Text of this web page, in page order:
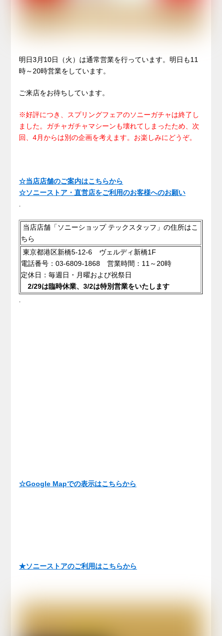
明日3月10日（火）は通常営業を行っています。明日も11
時～20時営業をしています。
ご来店をお待ちしています。
※好評につき、スプリングフェアのソニーガチャは終了し
ました。ガチャガチャマシーンも壊れてしまったため、次
回、4月からは別の企画を考えます。お楽しみにどうぞ。
☆当店店舗のご案内はこちらから
☆ソニーストア・直営店をご利用のお客様へのお願い
当店店舗「ソニーショップ テックスタッフ」の住所はこ
ちら
東京都港区新橋5-12-6 ヴェルディ新橋1F
電話番号：03-6809-1868 営業時間：11～20時
定休日：毎週日・月曜および祝祭日
2/29は臨時休業、3/2は特別営業をいたします
.
☆Google Mapでの表示はこちらから
★ソニーストアのご利用はこちらから